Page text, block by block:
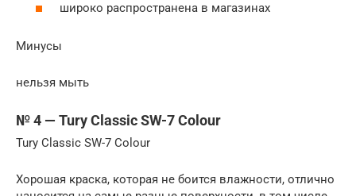
широко распространена в магазинах
Минусы
нельзя мыть
№ 4 — Tury Classic SW-7 Colour
Tury Classic SW-7 Colour
Хорошая краска, которая не боится влажности, отлично